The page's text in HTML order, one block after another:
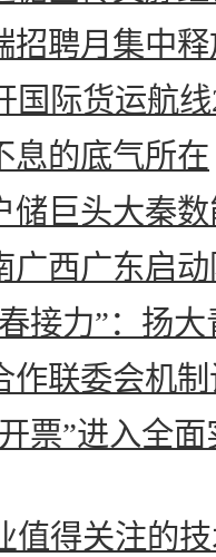
招聘月集中
国际货运航
息的底气所在
储巨头大秦
广西广东启
接力”：扬
作联委会机
票”进入全
值得关注的